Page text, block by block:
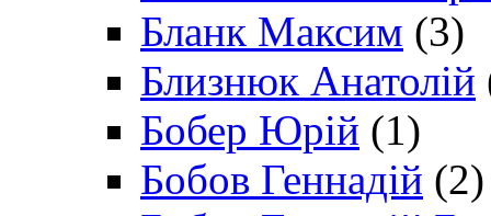
Бланк Максим (3)
Близнюк Анатолій
Бобер Юрій (1)
Бобов Геннадій (2)